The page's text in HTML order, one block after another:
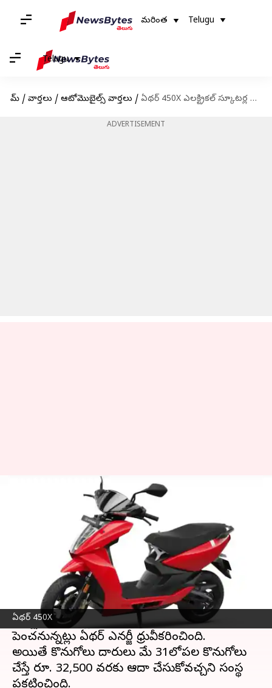
మరింత Telugu
Telugu
హోమ్ / వార్తలు / ఆటోమొబైల్స్ వార్తలు / ఏథర్ 450X ఎలక్ట్రికల్ స్కూటర్ల ధరల పెంపు.. ధ్రువీకరించిన సంస్థ
ADVERTISEMENT
ఏథర్ 450X
ఏథర్ 450X ఎలక్ట్రికల్ స్కూటర్ల ధరల
పెంపు.. ధ్రువీకరించిన సంస్థ
Jayachandra Akuri May 22, 2023 11:39 am
ఈ వార్తాకథనం ఏంటి
ఇటీవల కేంద్ర ప్రభుత్రం ఎలక్ట్రిక్ ద్విచక్ర వాహనాల
సబ్సిడీలను తగ్గించాలని నిర్ణయించింది. దీంతో 450X
ఎలక్ట్రిక్ స్కూటర్ల ధరలను జూన్ 1, 2023 నుండి
పెంచనున్నట్లు ఏథర్ ఎనర్జీ ధ్రువీకరించింది.
అయితే కొనుగోలు దారులు మే 31లోపల కొనుగోలు
చేస్తే రూ. 32,500 వరకు ఆదా చేసుకోవచ్చని సంస్థ